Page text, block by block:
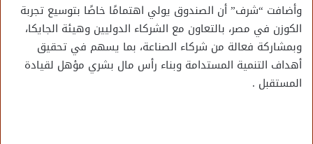
وأضافت “شرف” أن الصندوق يولي اهتمامًا خاصًا بتوسيع تجربة
الكوزن في مصر، بالتعاون مع الشركاء الدوليين وهيئة الجايكا،
وبمشاركة فعالة من شركاء الصناعة، بما يسهم في تحقيق
أهداف التنمية المستدامة وبناء رأس مال بشري مؤهل لقيادة
المستقبل .